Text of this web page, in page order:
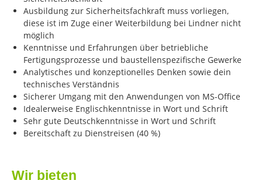
Ausbildung zur Sicherheitsfachkraft muss vorliegen,
diese ist im Zuge einer Weiterbildung bei Lindner nicht
möglich
Kenntnisse und Erfahrungen über betriebliche
Fertigungsprozesse und baustellenspezifische Gewerke
Analytisches und konzeptionelles Denken sowie dein
technisches Verständnis
Sicherer Umgang mit den Anwendungen von MS-Office
Idealerweise Englischkenntnisse in Wort und Schrift
Sehr gute Deutschkenntnisse in Wort und Schrift
Bereitschaft zu Dienstreisen (40 %)
Wir bieten